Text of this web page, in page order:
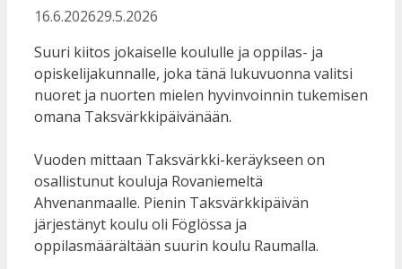
16.6.202629.5.2026
Suuri kiitos jokaiselle koululle ja oppilas- ja
opiskelijakunnalle, joka tänä lukuvuonna valitsi
nuoret ja nuorten mielen hyvinvoinnin tukemisen
omana Taksvärkkipäivänään.
Vuoden mittaan Taksvärkki-keräykseen on
osallistunut kouluja Rovaniemeltä
Ahvenanmaalle. Pienin Taksvärkkipäivän
järjestänyt koulu oli Föglössa ja
oppilasmäärältään suurin koulu Raumalla.